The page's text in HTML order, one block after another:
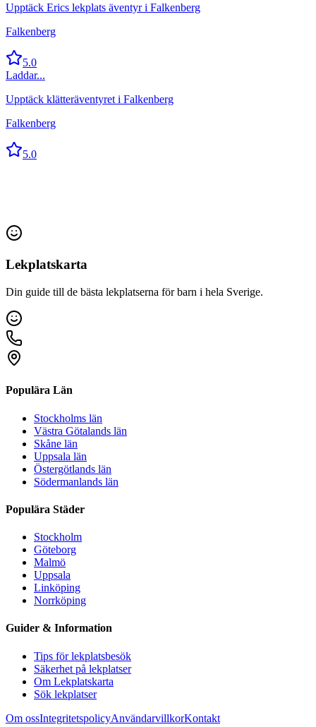
Upptäck Erics lekplats äventyr i Falkenberg
Falkenberg
5.0
Laddar...
Upptäck klätteräventyret i Falkenberg
Falkenberg
5.0
Lekplatskarta
Din guide till de bästa lekplatserna för barn i hela Sverige.
Populära Län
Stockholms län
Västra Götalands län
Skåne län
Uppsala län
Östergötlands län
Södermanlands län
Populära Städer
Stockholm
Göteborg
Malmö
Uppsala
Linköping
Norrköping
Guider & Information
Tips för lekplatsbesök
Säkerhet på lekplatser
Om Lekplatskarta
Sök lekplatser
Om ossIntegritetspolicyAnvändarvillkorKontakt